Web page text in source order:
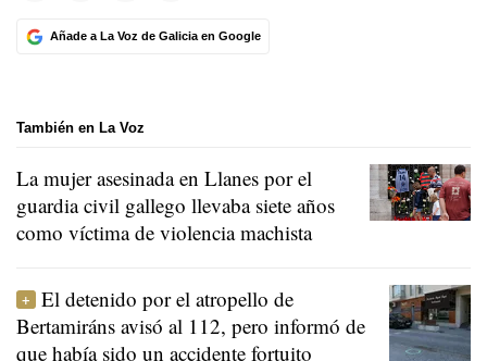
Añade a La Voz de Galicia en Google
También en La Voz
La mujer asesinada en Llanes por el
guardia civil gallego llevaba siete años
como víctima de violencia machista
El detenido por el atropello de
Bertamiráns avisó al 112, pero informó de
que había sido un accidente fortuito